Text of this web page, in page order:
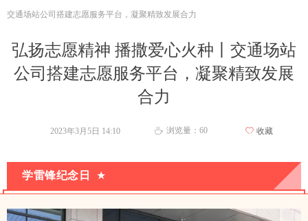
弘扬志愿精神 播撒爱心火种丨交通场站
公司搭建志愿服务平台，凝聚精致发展
合力
交通场站公司搭建志愿服务平台，凝聚精致发展合力
学雷锋纪念日 ★
2023年3月5日 14:10 ꄘ 浏览量： 60 ꄀ 收藏